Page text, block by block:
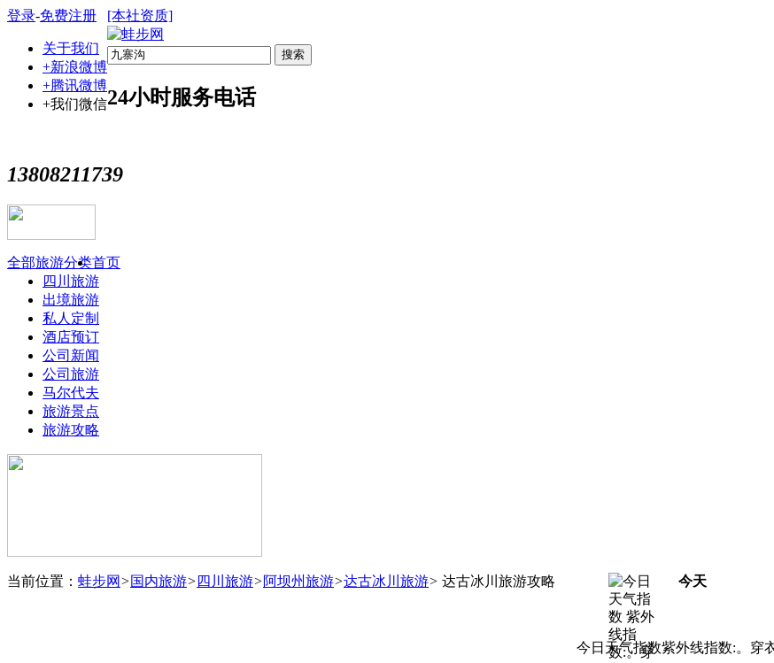
登录-免费注册
关于我们
+新浪微博
+腾讯微博
+我们微信
[本社资质]
搜索
24小时服务电话
13808211739
全部旅游分类首页
四川旅游
出境旅游
私人定制
酒店预订
公司新闻
公司旅游
马尔代夫
旅游景点
旅游攻略
当前位置： 蛙步网 >国内旅游> 四川旅游>阿坝州旅游>达古冰川旅游> 达古冰川旅游攻略 今天
今日天气指数紫外线指数:。穿